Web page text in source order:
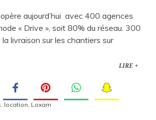
aujourd’hui avec 400 agences
« Drive », soit 80% du réseau. 300
livraison sur les chantiers sur
LIRE +
, location, Loxam